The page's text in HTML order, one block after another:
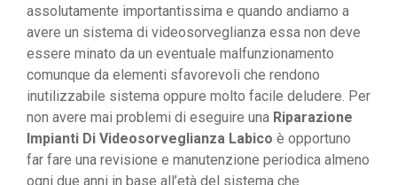
assolutamente importantissima e quando andiamo a
avere un sistema di videosorveglianza essa non deve
essere minato da un eventuale malfunzionamento
comunque da elementi sfavorevoli che rendono
inutilizzabile sistema oppure molto facile deludere. Per
non avere mai problemi di eseguire una Riparazione
Impianti Di Videosorveglianza Labico è opportuno
far fare una revisione e manutenzione periodica almeno
ogni due anni in base all’età del sistema che